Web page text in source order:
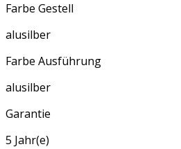
Farbe Gestell
alusilber
Farbe Ausführung
alusilber
Garantie
5 Jahr(e)